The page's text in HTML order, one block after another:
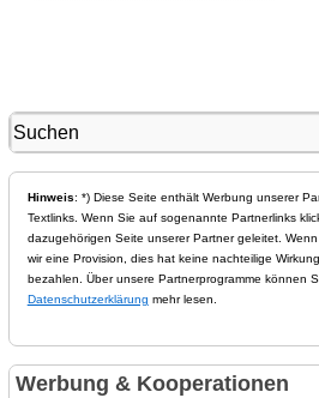
Hinweis: *) Diese Seite enthält Werbung unserer
Textlinks. Wenn Sie auf sogenannte Partnerlinks
dazugehörigen Seite unserer Partner geleitet.
wir eine Provision, dies hat keine nachteilige
bezahlen. Über unsere Partnerprogramme können
Datenschutzerklärung mehr lesen.
Werbung & Kooperationen